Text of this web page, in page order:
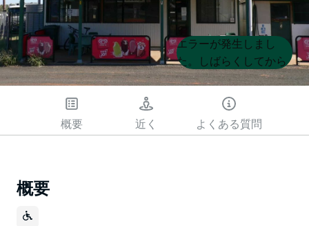
Product
List
Product
List
エラーが発生しまし
た。しばらくしてから
もう一度試してくださ
概要 近く よくある質問
概要